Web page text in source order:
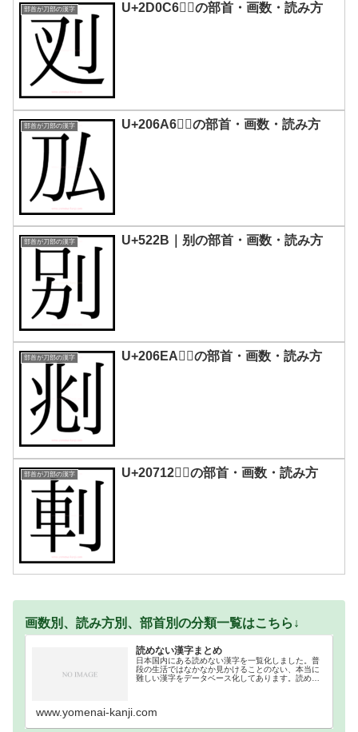
部首が刀部の漢字 U+2D0C6｜𭃆の部首・画数・読み方
部首が刀部の漢字 U+206A6｜𠚦の部首・画数・読み方
部首が刀部の漢字 U+522B｜别の部首・画数・読み方
部首が刀部の漢字 U+206EA｜𠛪の部首・画数・読み方
部首が刀部の漢字 U+20712｜𠜒の部首・画数・読み方
画数別、読み方別、部首別の分類一覧はこちら↓
読めない漢字まとめ
日本国内にある読めない漢字を一覧化しました。普
段の生活ではなかなか見かけることのない、本当に
難しい漢字をデータベース化してあります。読めな
www.yomenai-kanji.com